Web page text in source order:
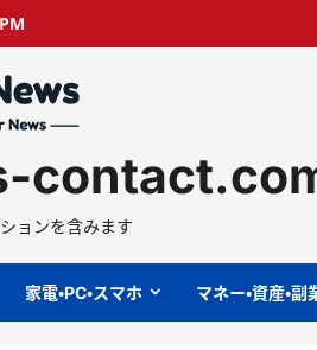
ョンを含みます
家電・PC・スマホ マネー・資産・副